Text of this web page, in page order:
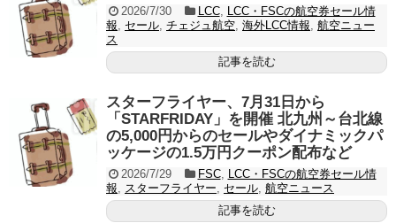
2026/7/30 LCC, LCC・FSCの航空券セール情
報, セール, チェジュ航空, 海外LCC情報, 航空ニュー
ス
記事を読む
スターフライヤー、7月31日から
「STARFRIDAY」を開催 北九州～台北線
の5,000円からのセールやダイナミックパ
ッケージの1.5万円クーポン配布など
2026/7/29 FSC, LCC・FSCの航空券セール情
報, スターフライヤー, セール, 航空ニュース
記事を読む